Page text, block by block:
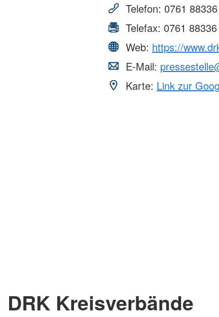
Telefon: 0761
Telefax: 0761 88336
Web: https://
E-Mail:
Karte: Link zur
DRK Kreisverbände